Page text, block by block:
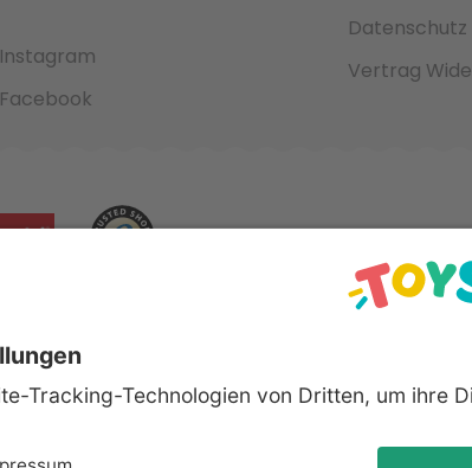
Instagram
Facebook
Datenschutz
Vertrag
Alle genannten Produkte und